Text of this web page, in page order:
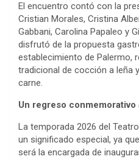
El encuentro contó con la
Cristian Morales, Cristina
Gabbani, Carolina Papaleo y
disfrutó de la propuesta
establecimiento de Palermo,
tradicional de cocción a leña
carne.
Un regreso conmemorativo
La temporada 2026 del
un significado especial, ya
será la encargada de